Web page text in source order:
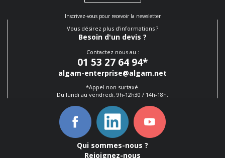
Inscrivez-vous pour recevoir la newsletter
Vous désirez plus d'informations ?
Besoin d'un devis ?
Contactez nous au :
01 53 27 64 94*
algam-enterprise@algam.net
*Appel non surtaxé.
Du lundi au vendredi, 9h-12h30 / 14h-18h.
Qui sommes-nous ?
Rejoignez-nous